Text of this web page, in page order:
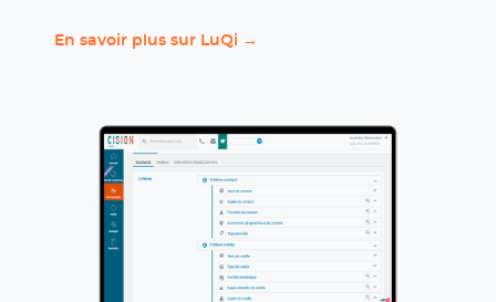
En savoir plus sur LuQi →